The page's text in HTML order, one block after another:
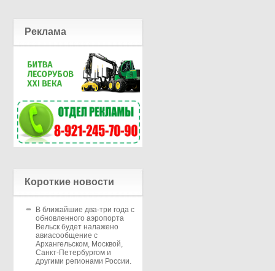
Реклама
Короткие новости
В ближайшие два-три года с
обновленного аэропорта
Вельск будет налажено
авиасообщение с
Архангельском, Москвой,
Санкт-Петербургом и
другими регионами России.